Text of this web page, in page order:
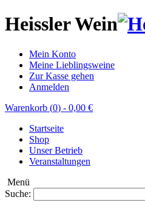
Heissler Wein
Mein Konto
Meine Lieblingsweine
Zur Kasse gehen
Anmelden
Warenkorb (0) - 0,00 €
Startseite
Shop
Unser Betrieb
Veranstaltungen
Menü
Suche: